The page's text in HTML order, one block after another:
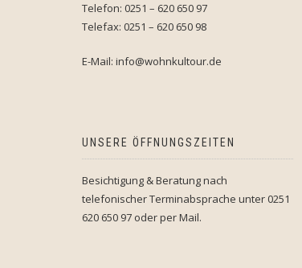
Telefon: 0251 – 620 650 97
Telefax: 0251 – 620 650 98
E-Mail: info@wohnkultour.de
UNSERE ÖFFNUNGSZEITEN
Besichtigung & Beratung nach
telefonischer Terminabsprache unter 0251
620 650 97 oder per Mail.